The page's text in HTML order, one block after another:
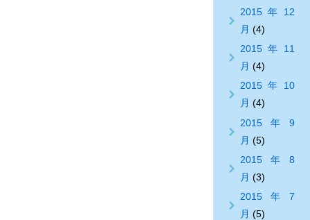
2015年12
月 (4)
2015年11
月 (4)
2015年10
月 (4)
2015年9
月 (5)
2015年8
月 (3)
2015年7
月 (5)